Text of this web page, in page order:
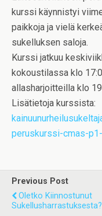
kurssi käynnistyi
paikkoja ja vielä
sukelluksen saloja.
Kurssi jatkuu
kokoustilassa klo
allasharjoitteilla klo
Lisätietoja kurssista:
peruskurssi-cmas-
Previous Post
Oletko Kiinnostunut
Sukellusharrastuksesta?